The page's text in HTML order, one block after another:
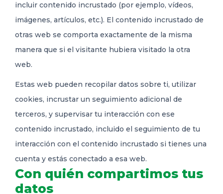
incluir contenido incrustado (por ejemplo, vídeos,
imágenes, artículos, etc.). El contenido incrustado de
otras web se comporta exactamente de la misma
manera que si el visitante hubiera visitado la otra
web.
Estas web pueden recopilar datos sobre ti, utilizar
cookies, incrustar un seguimiento adicional de
terceros, y supervisar tu interacción con ese
contenido incrustado, incluido el seguimiento de tu
interacción con el contenido incrustado si tienes una
cuenta y estás conectado a esa web.
Con quién compartimos tus
datos